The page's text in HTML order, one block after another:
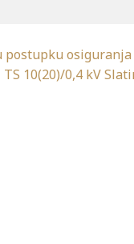
postupku
10(20)/0,4 kV